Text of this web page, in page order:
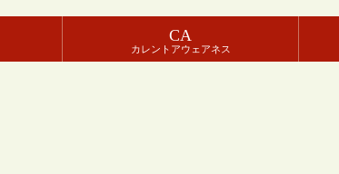
CA
カレントアウェアネス